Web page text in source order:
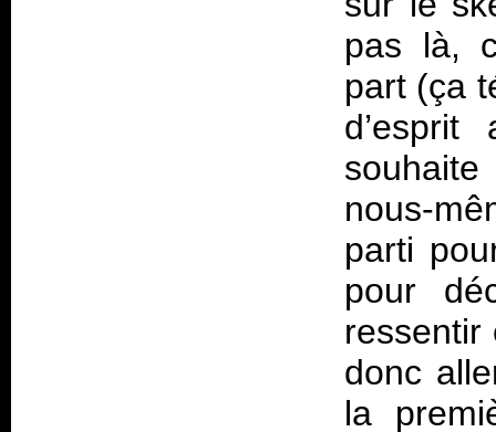
pas là,
part (ça
nous-
parti
pour
ressentir
donc
la